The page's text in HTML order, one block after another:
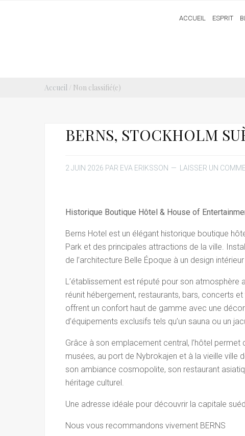
ACCUEIL ESPRIT
Accueil / Non classifié(e)
BERNS, STOCKHOLM
2 JUIN 2026 PAR EVA ERIKSSON LAISSER UN
Historique Boutique Hôtel & House of
Berns Hotel est un élégant historique boutique
Park et des principales attractions de la ville.
de l’architecture Belle Époque à un design
L’établissement est réputé pour son atmosphère
réunit hébergement, restaurants, bars, concerts
offrent un confort haut de gamme avec une
d’équipements exclusifs tels qu’un sauna ou un
Grâce à son emplacement central, l’hôtel
musées, au port de Nybrokajen et à la vieille
son ambiance cosmopolite, son restaurant
héritage culturel.
Une adresse idéale pour découvrir la capitale
Nous vous recommandons vivement BERNS